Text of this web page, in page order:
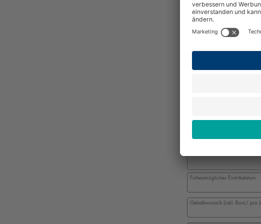
Geschlecht
Bitte
Ziehen Sie Dateien
Frühestmögliches Eintrittsdatum
Gehaltswunsch (inkl. Boni/ pro